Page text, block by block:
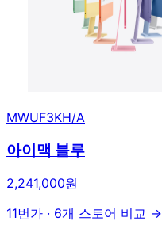
MWUF3KH/A
아이맥 블루
2,241,000원
11번가 · 6개 스토어 비교 →